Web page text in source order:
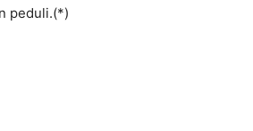
peduli.(*)